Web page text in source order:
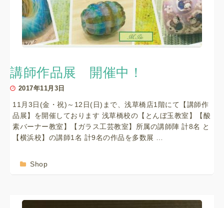
講師作品展 開催中！
2017年11月3日
11月3日(金・祝)～12日(日)まで、浅草橋店1階にて【講師作
品展】を開催しております 浅草橋校の【とんぼ玉教室】【酸
素バーナー教室】【ガラス工芸教室】所属の講師陣 計8名 と
【横浜校】の講師1名 計9名の作品を多数展 …
Shop